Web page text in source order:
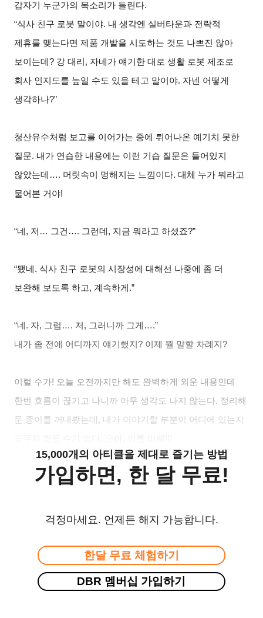
갑자기 누군가의 목소리가 들린다.
“식사 친구 로봇 말이야. 내 생각엔 실버타운과 전략적
제휴를 맺는다면 제품 개발을 시도하는 것도 나쁘진 않아
보이는데? 강 대리, 자네가 얘기한 대로 생활 로봇 제조로
회사 인지도를 높일 수도 있을 테고 말이야. 자넨 어떻게
생각하나?”
청산유수처럼 보고를 이어가는 중에 튀어나온 예기치 못한
질문. 내가 연습한 내용에는 이런 기습 질문은 들어있지
않았는데…. 머릿속이 멍해지는 느낌이다. 대체 누가 뭐라고
물어본 거야!
“네, 저… 그건…. 그런데, 지금 뭐라고 하셨죠?”
“됐네. 식사 친구 로봇의 시장성에 대해선 나중에 좀 더
보완해 보도록 하고, 계속하게.”
“네. 자, 그럼…. 저, 그러니까 그게….”
내가 좀 전에 어디까지 얘기했지? 이제 뭘 말할 차례지?
이럴 수가! 오늘 오전까지만 해도 완벽하게 외운 내용인데
한번 흐름이 끊기고 나니까 아무 생각도 나지 않는다. 정리해
둔 종이를 꺼내봤는데, 내가 이야기할 부분이 어디에 있는지
15,000개의 아티클을 제대로 즐기는 방법
가입하면, 한 달 무료!
걱정마세요. 언제든 해지 가능합니다.
한달 무료 체험하기
DBR 멤버십 가입하기